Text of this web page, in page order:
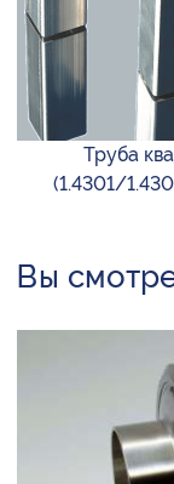
Труба
(1.4301/
Вы